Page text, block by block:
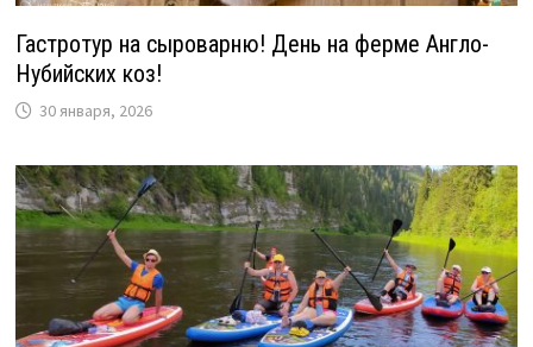
Гастротур на сыроварню! День на ферме Англо-
Нубийских коз!
30 января, 2026